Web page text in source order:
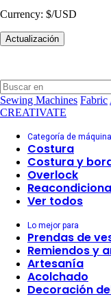
Currency: $/USD
Actualización
Sewing Machines Fabric
CREATIVATE
Categoría de
Costura
Costura y
Overlock
Ver todos
Lo mejor para
Prendas de
Remiendos y
Artesanía
Acolchado
Decoración